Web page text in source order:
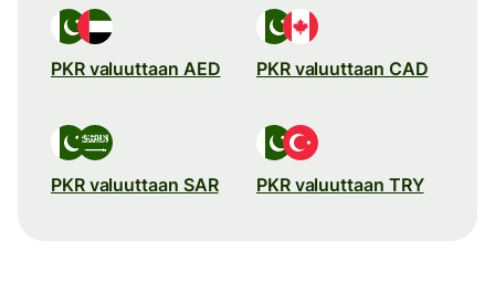
PKR valuuttaan AED PKR valuuttaan CAD
PKR valuuttaan SAR PKR valuuttaan TRY